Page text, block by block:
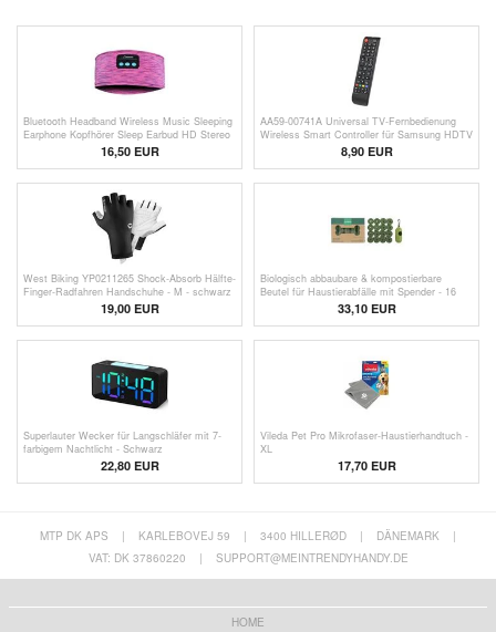
Bluetooth Headband Wireless Music Sleeping
Earphone Kopfhörer Sleep Earbud HD Stereo
Lautsprecher für Schlafen, Training, Joggen,
16,50 EUR
AA59-00741A Universal TV-Fernbedienung
Wireless Smart Controller für Samsung HDTV
LED Smart Digital TV - Schwarz
8,90 EUR
West Biking YP0211265 Shock-Absorb Hälfte-
Finger-Radfahren Handschuhe - M - schwarz
19,00 EUR
Biologisch abbaubare & kompostierbare
Beutel für Haustierabfälle mit Spender - 16
33,10 EUR
Superlauter Wecker für Langschläfer mit 7-
farbigem Nachtlicht - Schwarz
22,80EUR
Vileda Pet Pro Mikrofaser-Haustierhandtuch -
XL
17,70 EUR
MTP DK APS | KARLEBOVEJ 59 | 3400 HILLERØD | DÄNEMARK
|
VAT: DK 37860220
| SUPPORT@MEINTRENDYHANDY.DE
HOME